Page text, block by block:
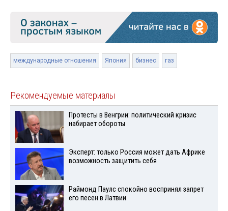
международные отношения Япония бизнес газ
Рекомендуемые материалы
Протесты в Венгрии: политический кризис
набирает обороты
Эксперт: только Россия может дать Африке
возможность защитить себя
Раймонд Паулс спокойно воспринял запрет
его песен в Латвии